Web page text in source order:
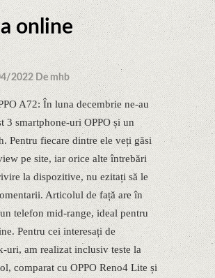
online
2022 De mhb
A72: În luna decembrie ne-au
3 smartphone-uri OPPO și un
Pentru fiecare dintre ele veți găsi
pe site, iar orice alte întrebări
la dispozitive, nu ezitați să le
Articolul de față are în
telefon mid-range, ideal pentru
Pentru cei interesați de
uri, am realizat inclusiv teste la
comparat cu OPPO Reno4 Lite și